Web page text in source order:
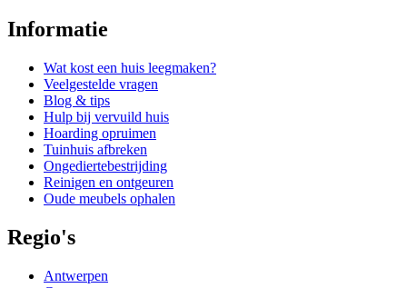
Informatie
Wat kost een huis leegmaken?
Veelgestelde vragen
Blog & tips
Hulp bij vervuild huis
Hoarding opruimen
Tuinhuis afbreken
Ongediertebestrijding
Reinigen en ontgeuren
Oude meubels ophalen
Regio's
Antwerpen